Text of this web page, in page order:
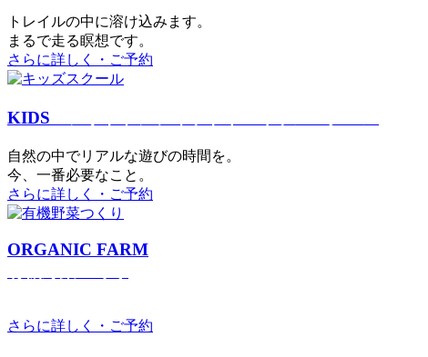
トレイルの中に溶け込みます。
まるで⾛る瞑想です。
さらに詳しく・ご予約
KIDS
⾃然の中でリアルな遊びの時間を。
今、⼀番必要なこと。
さらに詳しく・ご予約
ORGANIC FARM
さらに詳しく・ご予約